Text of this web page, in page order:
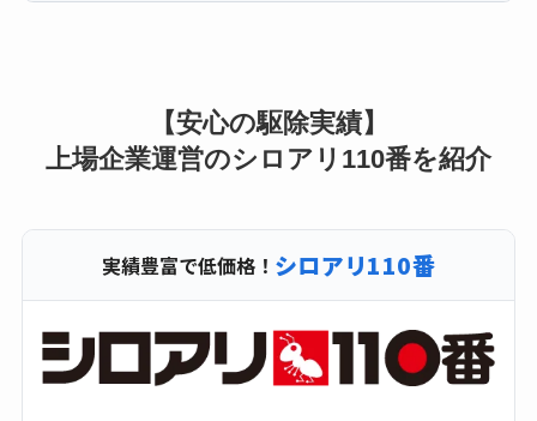
【安心の駆除実績】
上場企業運営のシロアリ110番を紹介
実績豊富で低価格！ シロアリ110番